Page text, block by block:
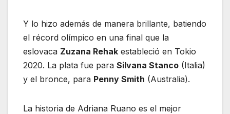
Y lo hizo además de manera brillante, batiendo
el récord olímpico en una final que la
eslovaca Zuzana Rehak estableció en Tokio
2020. La plata fue para Silvana Stanco (Italia)
y el bronce, para Penny Smith (Australia).
La historia de Adriana Ruano es el mejor